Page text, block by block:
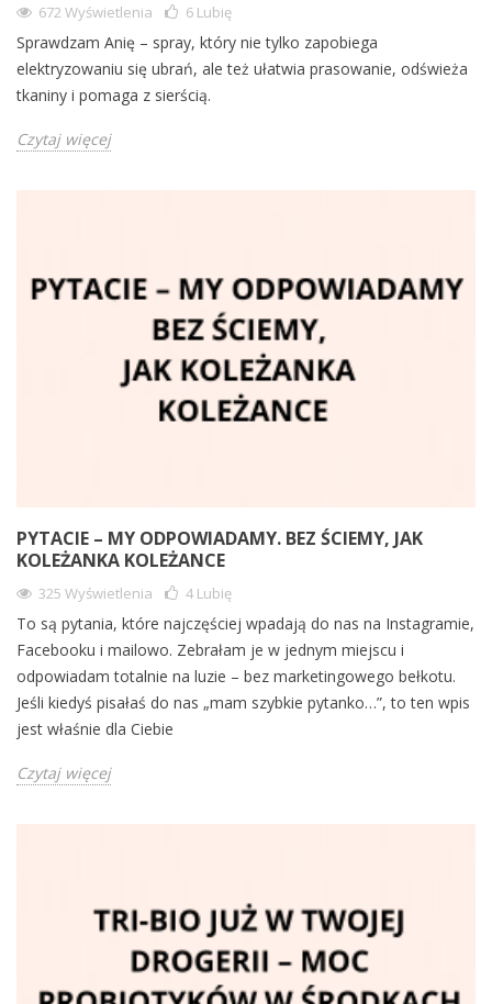
672 Wyświetlenia 6 Lubię
Sprawdzam Anię – spray, który nie tylko zapobiega
elektryzowaniu się ubrań, ale też ułatwia prasowanie, odświeża
tkaniny i pomaga z sierścią.
Czytaj więcej
PYTACIE – MY ODPOWIADAMY. BEZ ŚCIEMY, JAK
KOLEŻANKA KOLEŻANCE
325 Wyświetlenia 4 Lubię
To są pytania, które najczęściej wpadają do nas na Instagramie,
Facebooku i mailowo. Zebrałam je w jednym miejscu i
odpowiadam totalnie na luzie – bez marketingowego bełkotu.
Jeśli kiedyś pisałaś do nas „mam szybkie pytanko…”, to ten wpis
jest właśnie dla Ciebie
Czytaj więcej